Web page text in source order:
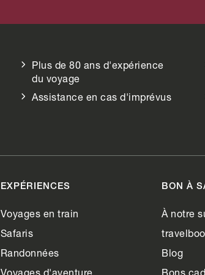
Plus de 80 ans d'expérience
du voyage
Assistance en cas d'imprévus
EXPÉRIENCES
Voyages en train
Safaris
Randonnées
Voyages d'aventure
BON À
À notre
Blog
Bons